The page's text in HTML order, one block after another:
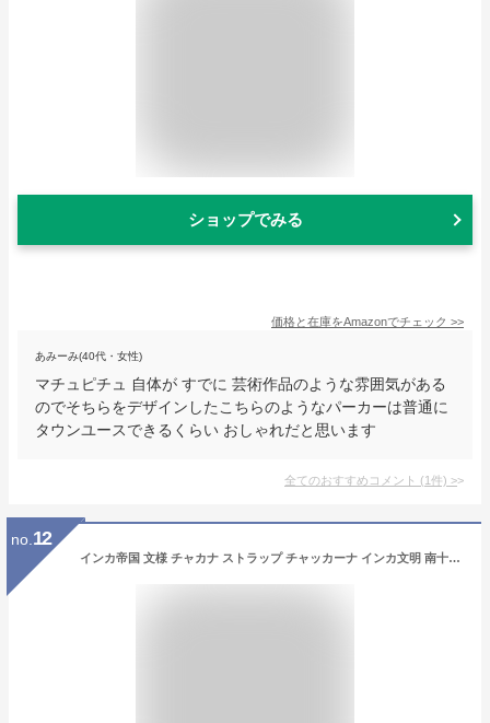
ショップでみる
価格と在庫をAmazonでチェック >>
あみーみ(40代・女性)
マチュピチュ 自体が すでに 芸術作品のような雰囲気がある
のでそちらをデザインしたこちらのようなパーカーは普通に
タウンユースできるくらい おしゃれだと思います
全てのおすすめコメント (1件) >
no. 12
インカ帝国 文様 チャカナ ストラップ チャッカーナ インカ文明 南十字星 マチュピチュ 南米 ヒスイ ブラックオニキス【メール便対応可】